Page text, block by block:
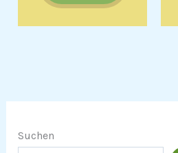
Suchen